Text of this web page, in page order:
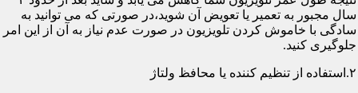
سال مجبور به تعمیر یا تعویض آن شوید،در صورتی که می توانید به
سادگی با خاموش کردن تلویزیون در صورت عدم نیاز به آن از این امر
جلوگیری کنید.
۲.استفاده از تنظیم کننده یا محافظ ولتاژ